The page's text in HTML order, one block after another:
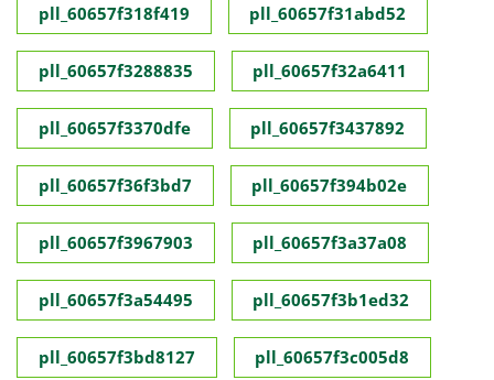
pll_60657f318f419 pll_60657f31abd52
pll_60657f3288835 pll_60657f32a6411
pll_60657f3370dfe pll_60657f3437892
pll_60657f36f3bd7 pll_60657f394b02e
pll_60657f3967903 pll_60657f3a37a08
pll_60657f3a54495 pll_60657f3b1ed32
pll_60657f3bd8127 pll_60657f3c005d8